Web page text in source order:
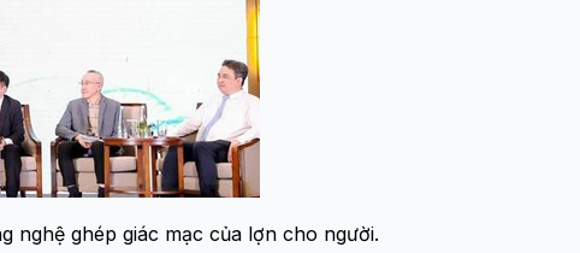
nghệ ghép giác mạc của lợn cho người.